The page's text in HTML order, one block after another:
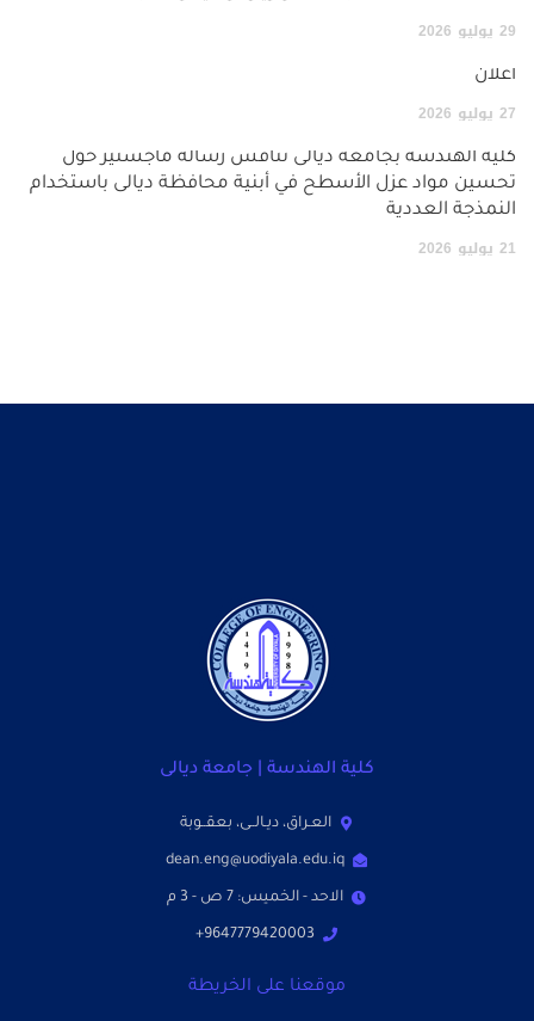
29 يوليو 2026
اعلان
27 يوليو 2026
كلية الهندسة بجامعة ديالى تناقش رسالة ماجستير حول
تحسين مواد عزل الأسطح في أبنية محافظة ديالى باستخدام
النمذجة العددية
21 يوليو 2026
كلية الهندسة | جامعة ديالى
العـراق، ديـالــى، بعقــوبة
dean.eng@uodiyala.edu.iq
الاحد - الخميس: 7 ص - 3 م
9647779420003+
موقعنا على الخريطة